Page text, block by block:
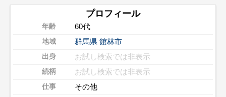
プロフィール
年齢 60代
地域 群馬県 館林市
出身 お試し検索では非表示
続柄 お試し検索では非表示
仕事 その他